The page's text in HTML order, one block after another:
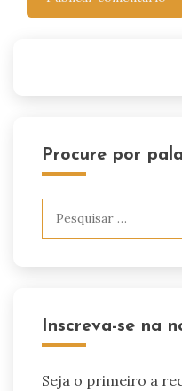
Procure por
Inscreva-se na
Seja o primeiro a